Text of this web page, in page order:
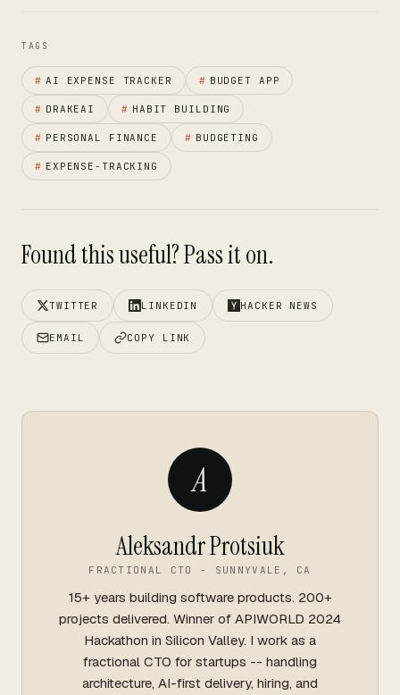
TAGS
# AI EXPENSE TRACKER # BUDGET APP
# DRAKEAI # HABIT BUILDING
# PERSONAL FINANCE # BUDGETING
# EXPENSE-TRACKING
Found this useful? Pass it on.
TWITTER LINKEDIN HACKER NEWS
EMAIL COPY LINK
A
Aleksandr Protsiuk
FRACTIONAL CTO - SUNNYVALE, CA
15+ years building software products. 200+
projects delivered. Winner of APIWORLD 2024
Hackathon in Silicon Valley. I work as a
fractional CTO for startups -- handling
architecture, AI-first delivery, hiring, and